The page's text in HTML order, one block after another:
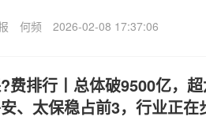
何频 2026-02-08 17:37:06
费排行丨总体破9500亿，
、太保稳占前3，行业正